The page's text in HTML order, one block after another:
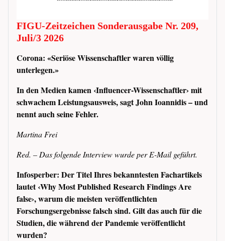
FIGU-Zeitzeichen Sonderausgabe Nr. 209,
Juli/3 2026
Corona: «Seriöse Wissenschaftler waren völlig
unterlegen.»
In den Medien kamen ‹Influencer-Wissenschaftler› mit
schwachem Leistungsausweis, sagt John Ioannidis – und
nennt auch seine Fehler.
Martina Frei
Red. – Das folgende Interview wurde per E-Mail geführt.
Infosperber: Der Titel Ihres bekanntesten Fachartikels
lautet ‹Why Most Published Research Findings Are
false›, warum die meisten veröffentlichten
Forschungsergebnisse falsch sind. Gilt das auch für die
Studien, die während der Pandemie veröffentlicht
wurden?